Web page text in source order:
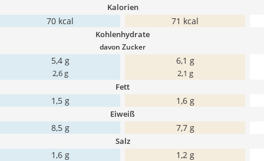
Kalorien
70 kcal 71 kcal
Kohlenhydrate
davon Zucker
5,4 g
2,6 g
6,1 g
2,1 g
Fett
1,5 g 1,6 g
Eiweiß
8,5 g 7,7 g
Salz
1,6 g
1,2 g